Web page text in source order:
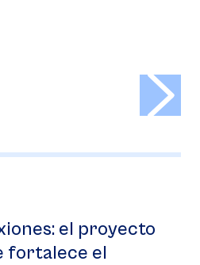
el proyecto
fortalece el